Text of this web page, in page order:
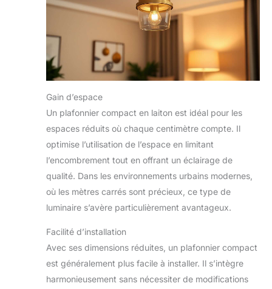
Gain d’espace
Un plafonnier compact en laiton est idéal pour les
espaces réduits où chaque centimètre compte. Il
optimise l’utilisation de l’espace en limitant
l’encombrement tout en offrant un éclairage de
qualité. Dans les environnements urbains modernes,
où les mètres carrés sont précieux, ce type de
luminaire s’avère particulièrement avantageux.
Facilité d’installation
Avec ses dimensions réduites, un plafonnier compact
est généralement plus facile à installer. Il s’intègre
harmonieusement sans nécessiter de modifications